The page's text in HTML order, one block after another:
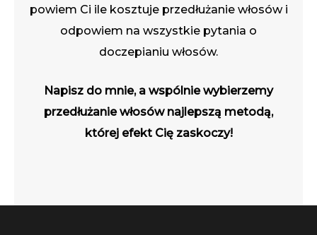
powiem Ci ile kosztuje przedłużanie włosów i
odpowiem na wszystkie pytania o
doczepianiu włosów.
Napisz do mnie, a wspólnie wybierzemy
przedłużanie włosów najlepszą metodą,
której efekt Cię zaskoczy!